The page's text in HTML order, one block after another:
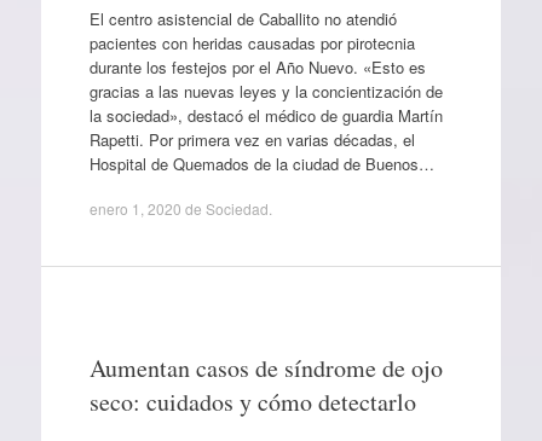
El centro asistencial de Caballito no atendió
pacientes con heridas causadas por pirotecnia
durante los festejos por el Año Nuevo. «Esto es
gracias a las nuevas leyes y la concientización de
la sociedad», destacó el médico de guardia Martín
Rapetti. Por primera vez en varias décadas, el
Hospital de Quemados de la ciudad de Buenos…
enero 1, 2020 de Sociedad
Aumentan casos de síndrome de ojo
seco: cuidados y cómo detectarlo